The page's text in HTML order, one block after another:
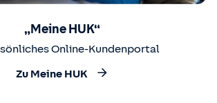
„Meine HUK“
Online-Kundenportal
Zu Meine HUK